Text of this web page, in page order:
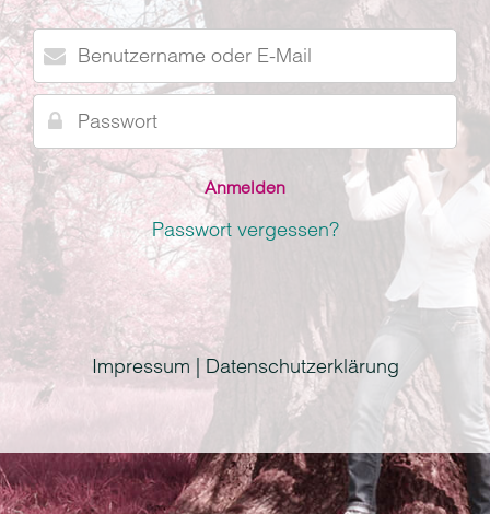
Benutzername
oder
E-
Mail
Passwort
Passwort vergessen?
Impressum | Datenschutzerklärung